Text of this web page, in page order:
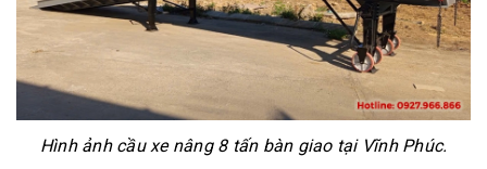
Hình ảnh cầu xe nâng 8 tấn bàn giao tại Vĩnh Phúc.